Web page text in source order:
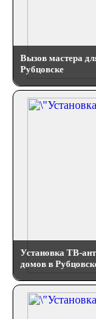
Вызов мастера
Рубцовске
Установка ТВ-
домов в